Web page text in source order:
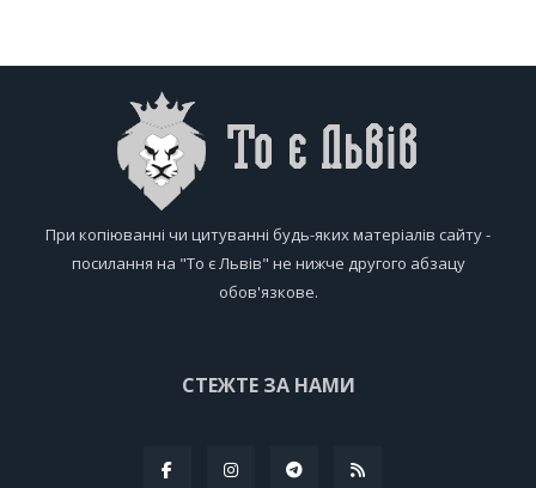
При копіюванні чи цитуванні будь-яких матеріалів сайту -
посилання на "То є Львів" не нижче другого абзацу
обов'язкове.
СТЕЖТЕ ЗА НАМИ